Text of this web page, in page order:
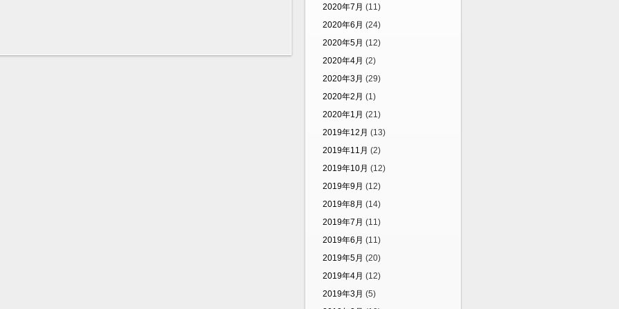
2020年7月 (11)
2020年6月 (24)
2020年5月 (12)
2020年4月 (2)
2020年3月 (29)
2020年2月 (1)
2020年1月 (21)
2019年12月 (13)
2019年11月 (2)
2019年10月 (12)
2019年9月 (12)
2019年8月 (14)
2019年7月 (11)
2019年6月 (11)
2019年5月 (20)
2019年4月 (12)
2019年3月 (5)